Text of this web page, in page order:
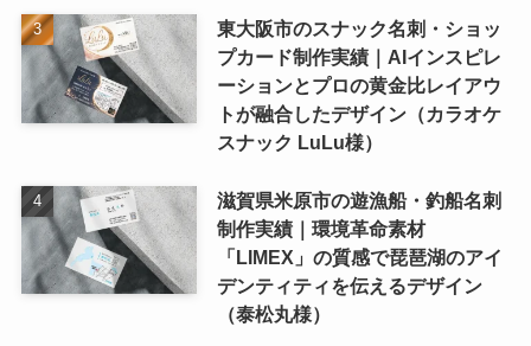
東大阪市のスナック名刺・ショッ
プカード制作実績｜AIインスピレ
ーションとプロの黄金比レイアウ
トが融合したデザイン（カラオケ
スナック LuLu様）
滋賀県米原市の遊漁船・釣船名刺
制作実績｜環境革命素材
「LIMEX」の質感で琵琶湖のアイ
デンティティを伝えるデザイン
（泰松丸様）